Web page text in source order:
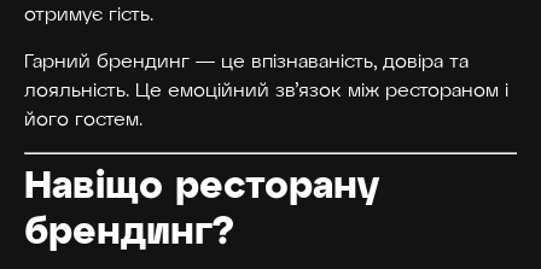
отримує гість.
Гарний брендинг — це впізнаваність, довіра та
лояльність. Це емоційний зв’язок між рестораном і
його гостем.
Навіщо ресторану
брендинг?